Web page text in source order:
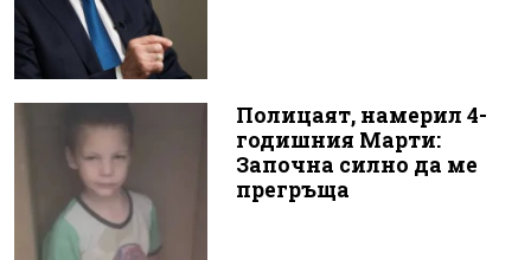
Полицаят, намерил 4-
годишния Марти:
Започна силно да ме
прегръща